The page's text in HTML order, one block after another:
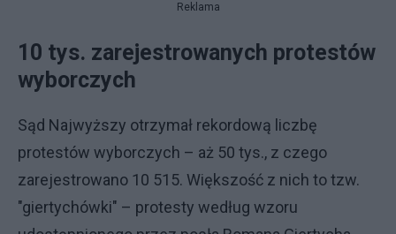
Reklama
10 tys. zarejestrowanych protestów
wyborczych
Sąd Najwyższy otrzymał rekordową liczbę
protestów wyborczych – aż 50 tys., z czego
zarejestrowano 10 515. Większość z nich to tzw.
"giertychówki" – protesty według wzoru